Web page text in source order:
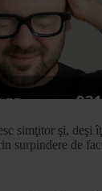
simţitor şi, deşi
surpindere de